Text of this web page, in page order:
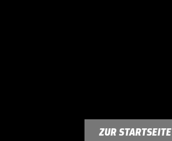
ZUR STARTSEITE